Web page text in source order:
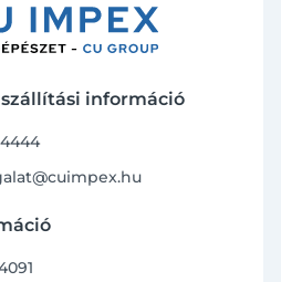
szállítási információ